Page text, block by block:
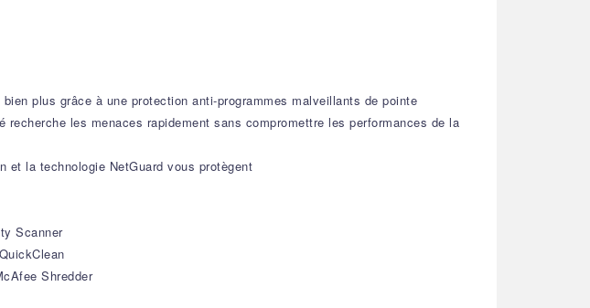
plus grâce à une protection anti-programmes malveillants de pointe
les menaces rapidement sans compromettre les performances de la
la technologie NetGuard vous protègent
Scanner
Shredder